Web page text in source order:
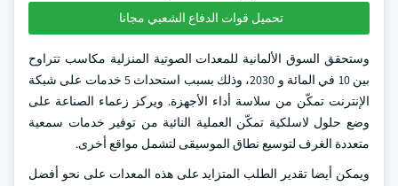
تحميل قوات الدفاع الشعبي مجانا
وستحقق السوق الألمانية للمعدات الصوتية المنزلية مكاسب تتراوح
بين 10 في المائة و 2030، وذلك بسبب استحداث 5 خدمات على شبكة
الإنترنت تمكّن من سلاسة أداء الأجهزة. ويركز زعماء الصناعة على
وضع حلول لاسلكية تمكّن العملية النائية من توفير خدمات سمعية
متعددة الغرف لتوسيع نطاق الموسيقى لتشمل مواقع أخرى.
ويمكن أيضا تقدير الطلب المتزايد على هذه المعدات على نحو أفضل